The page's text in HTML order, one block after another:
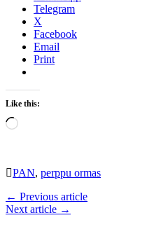
Telegram
X
Facebook
Email
Print
Like this:
Loading…
PAN, perppu ormas
← Previous article
Next article →